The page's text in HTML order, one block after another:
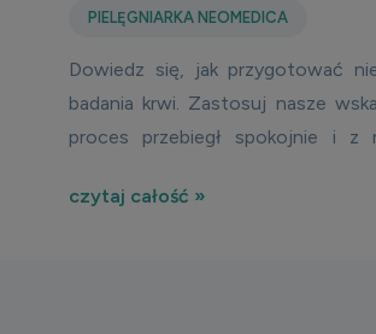
PIELĘGNIARKA NEOMEDICA
Dowiedz się, jak przygotować
badania krwi. Zastosuj nasze
proces przebiegł spokojnie i z
czytaj całość »